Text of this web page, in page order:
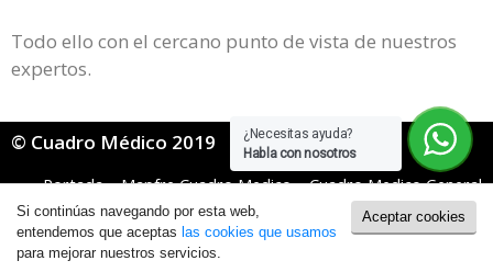
¿Necesitas ayuda?
Habla con nosotros
Todo ello con el cercano punto de vista de nuestros
expertos.
© Cuadro Médico 2019
Portada»Mapfre Cuadro Medico»Cuadro Medico General
Mapfre» mapfre cuadro medico Ávila
Política de Cookies|Política de Privacidad
Aceptar cookies
Si continúas navegando por esta web,
entendemos que aceptas las cookies que usamos
para mejorar nuestros servicios.